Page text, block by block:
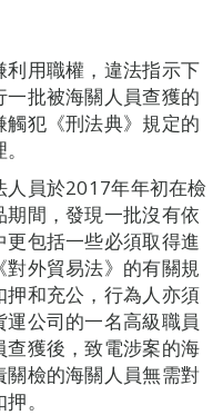
用職權，違法指示下
批被海關人員查獲的
犯《刑法典》規定的
員於2017年年初在檢
間，發現一批沒有依
包括一些必須取得進
外貿易法》的有關規
和充公，行為人亦須
公司的一名高級職員
獲後，致電涉案的海
檢的海關人員無需對
。